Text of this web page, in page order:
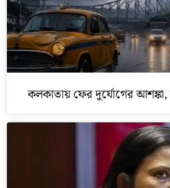
কলকাতায় ফের দুর্যোগের আশঙ্কা,